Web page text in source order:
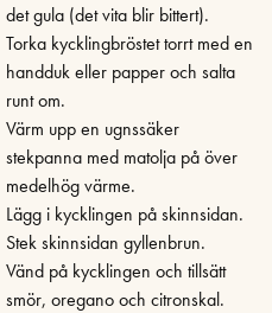
det gula (det vita blir bittert).
Torka kycklingbröstet torrt med en
handduk eller papper och salta
runt om.
Värm upp en ugnssäker
stekpanna med matolja på över
medelhög värme.
Lägg i kycklingen på skinnsidan.
Stek skinnsidan gyllenbrun.
Vänd på kycklingen och tillsätt
smör, oregano och citronskal.